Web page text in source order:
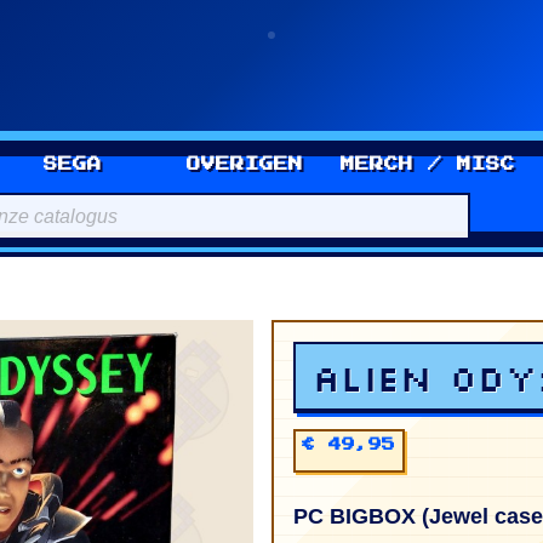
SEGA OVERIGEN MERCH / MISC
Alien
€ 49,95
PC BIGBOX (Jewel